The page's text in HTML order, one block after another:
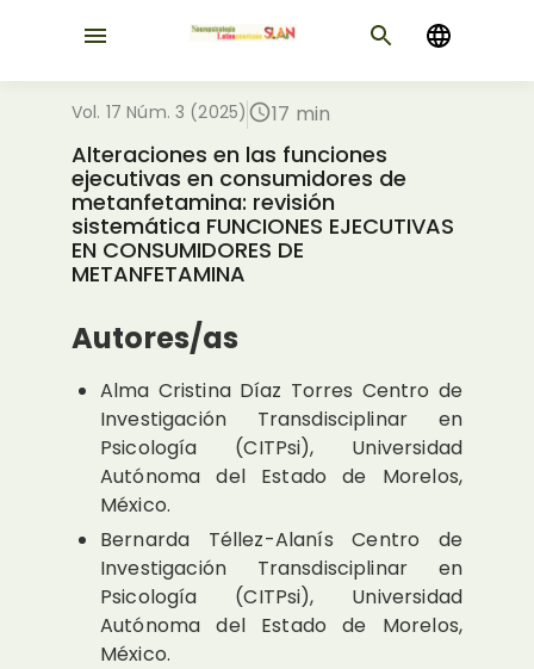
Vol. 17 Núm. 3 (2025) 17 min
Alteraciones en las funciones
ejecutivas en consumidores de
metanfetamina: revisión
sistemática FUNCIONES EJECUTIVAS
EN CONSUMIDORES DE
METANFETAMINA
Autores/as
Alma Cristina Díaz Torres Centro de
Investigación Transdisciplinar en
Psicología (CITPsi), Universidad
Autónoma del Estado de Morelos,
México.
Bernarda Téllez-AlanísCentro de
Investigación Transdisciplinar en
Psicología (CITPsi), Universidad
Autónoma del Estado de Morelos,
México.